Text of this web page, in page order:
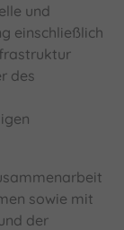
und
einschließlich
des
sowie mit
der